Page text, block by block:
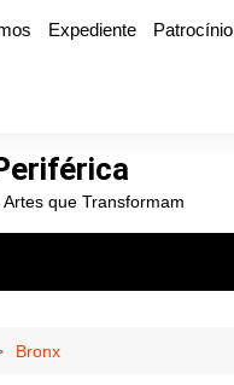
Expediente Patrocínio
que Transformam
Bronx